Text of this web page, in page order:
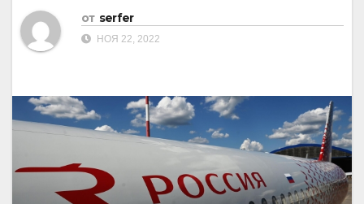
от serfer
НОЯ 22, 2022